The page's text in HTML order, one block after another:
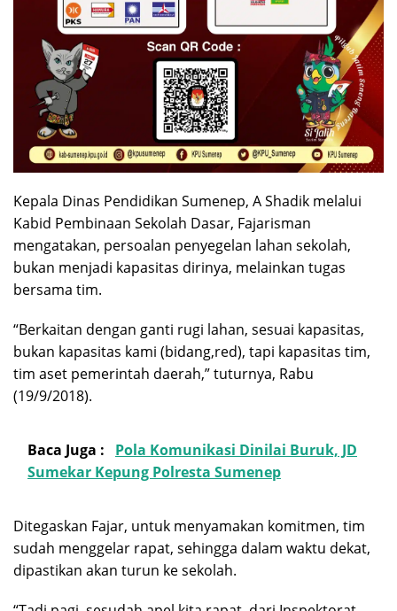
Kepala Dinas Pendidikan Sumenep, A Shadik melalui
Kabid Pembinaan Sekolah Dasar, Fajarisman
mengatakan, persoalan penyegelan lahan sekolah,
bukan menjadi kapasitas dirinya, melainkan tugas
bersama tim.
“Berkaitan dengan ganti rugi lahan, sesuai kapasitas,
bukan kapasitas kami (bidang,red), tapi kapasitas tim,
tim aset pemerintah daerah,” tuturnya, Rabu
(19/9/2018).
Baca Juga :
Pola Komunikasi Dinilai Buruk, JD
Sumekar Kepung Polresta Sumenep
Ditegaskan Fajar, untuk menyamakan komitmen, tim
sudah menggelar rapat, sehingga dalam waktu dekat,
dipastikan akan turun ke sekolah.